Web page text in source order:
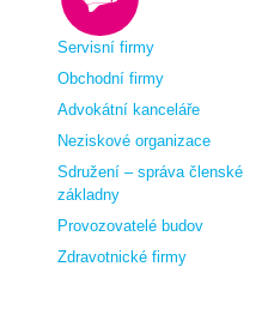
Servisní firmy
Obchodní firmy
Advokátní kanceláře
Neziskové organizace
Sdružení – správa členské
základny
Provozovatelé budov
Zdravotnické firmy